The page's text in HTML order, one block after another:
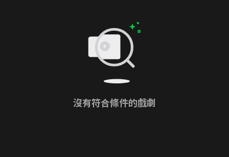
沒有符合條件的戲劇